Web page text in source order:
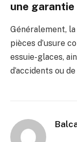
une
Généralement,
pièces d’usure
essuie-glaces,
d’accidents ou